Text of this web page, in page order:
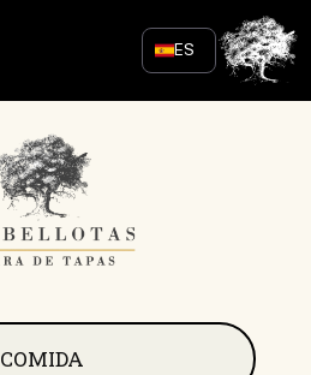
ES
COMIDA